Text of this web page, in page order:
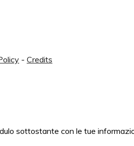
- Credits
sottostante con le tue